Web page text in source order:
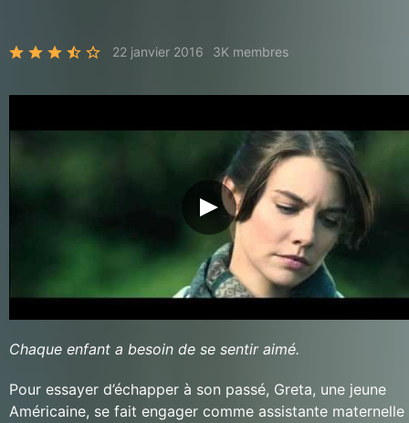
22 janvier 2016 3K membres
Chaque enfant a besoin de se sentir aimé.
Pour essayer d’échapper à son passé, Greta, une jeune
Américaine, se fait engager comme assistante maternelle